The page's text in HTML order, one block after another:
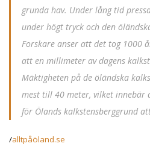
grunda hav. Under lång tid
under högt tryck och den
Forskare anser att det tog 1000
att en millimeter av dagens
Mäktigheten på de öländska
mest till 40 meter, vilket
för Ölands kalkstensberggrund
/alltpåöland.se